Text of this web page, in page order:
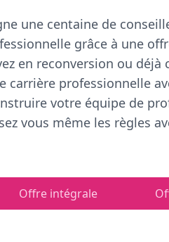
une centaine de
grâce à une
en reconversion ou déjà
carrière professionnelle
votre équipe de
vous même les règles
Offre intégrale